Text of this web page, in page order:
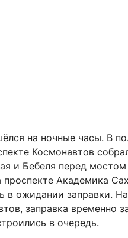
на ночные часы. В
Космонавтов
и Бебеля перед
Академика
в ожидании заправки.
заправка временно
в очередь.